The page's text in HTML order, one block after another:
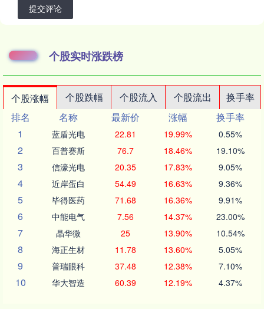
提交评论
个股实时涨跌榜
个股涨幅 个股跌幅 个股流入 个股流出
换手率
排名
名称 最新价 涨幅
换手率
1
蓝盾光电 22.81 19.99% 0.55%
2 百普赛斯 76.7 18.46% 19.10%
3 信濠光电 20.35 17.83% 9.05%
4 近岸蛋白 54.49 16.63% 9.36%
5 毕得医药 71.68 16.36% 9.91%
6 中能电气 7.56 14.37% 23.00%
7 晶华微 25 13.90% 10.54%
8 海正生材 11.78 13.60% 5.05%
9 普瑞眼科 37.48 12.38% 7.10%
10 华大智造 60.39 12.19% 4.37%